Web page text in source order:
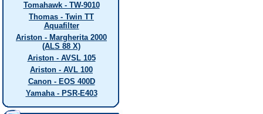
Tomahawk - TW-9010
Thomas - Twin TT
Aquafilter
Ariston - Margherita 2000
(ALS 88 X)
Ariston - AVSL 105
Ariston - AVL 100
Canon - EOS 400D
Yamaha - PSR-E403